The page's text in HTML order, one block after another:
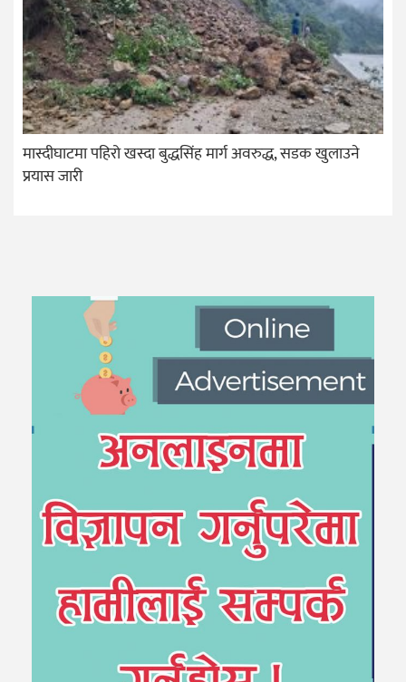
मास्दीघाटमा पहिरो खस्दा बुद्धसिंह मार्ग अवरुद्ध, सडक खुलाउने
प्रयास जारी